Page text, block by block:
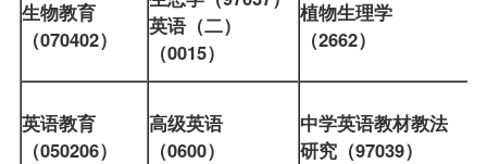
生物教育
（070402）
英语（二）
（0015）
植物生理学
（2662）
英语教育
（050206）
高级英语
（0600）
中学英语教材教法
研究（97039）